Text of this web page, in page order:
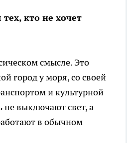
кто не хочет
смысле. Это
город у моря, со своей
и культурной
выключают свет, а
в обычном